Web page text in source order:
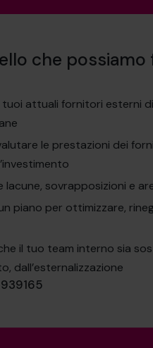
che possiamo
attuali fornitori esterni di
le prestazioni dei
lacune, sovrapposizioni e
piano per ottimizzare,
il tuo team interno sia
dall’esternalizzazione